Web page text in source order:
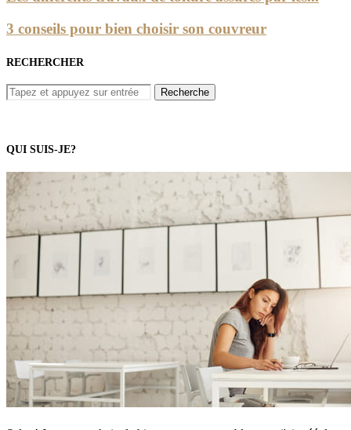
3 conseils pour bien choisir son couvreur
RECHERCHER
QUI SUIS-JE?